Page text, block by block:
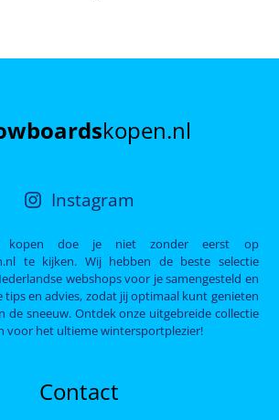
kopen.nl
Instagram
kopen doe je niet zonder eerst op
te kijken. Wij hebben de beste selectie
webshops voor je samengesteld en
tips en advies, zodat jij optimaal kunt genieten
de sneeuw. Ontdek onze uitgebreide collectie
voor het ultieme wintersportplezier!
Contact